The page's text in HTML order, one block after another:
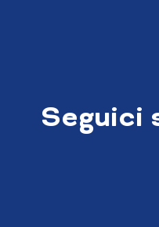
Seguici